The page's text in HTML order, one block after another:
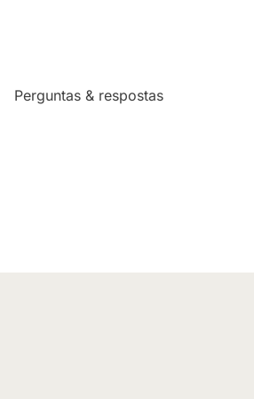
Perguntas & respostas